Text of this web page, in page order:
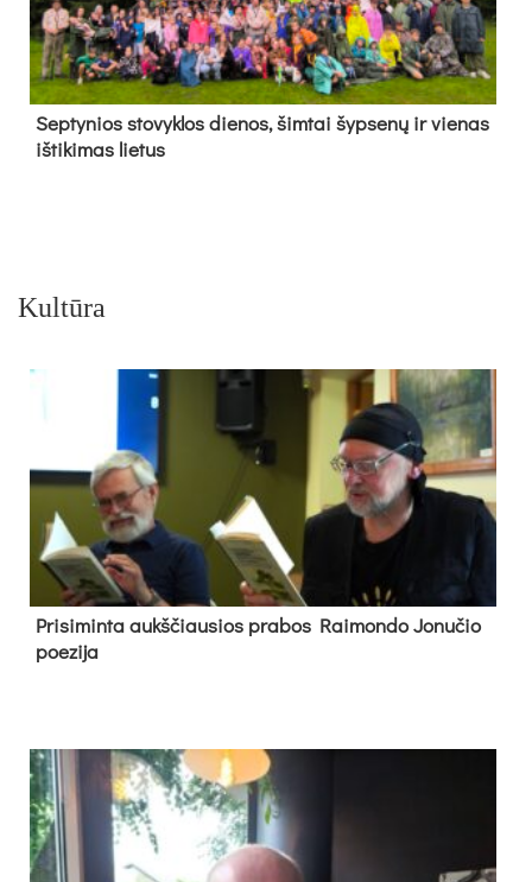
Sep­ty­nios sto­vyk­los die­nos, šim­tai šyp­se­nų ir vie­nas
iš­ti­ki­mas lie­tus
Kultūra
Pri­si­min­ta aukš­čiau­sios pra­bos Rai­mon­do Jo­nu­čio
poe­zi­ja